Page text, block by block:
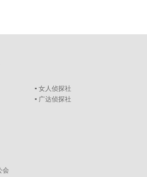
▪ 女人侦探社
▪ 广达侦探社
会